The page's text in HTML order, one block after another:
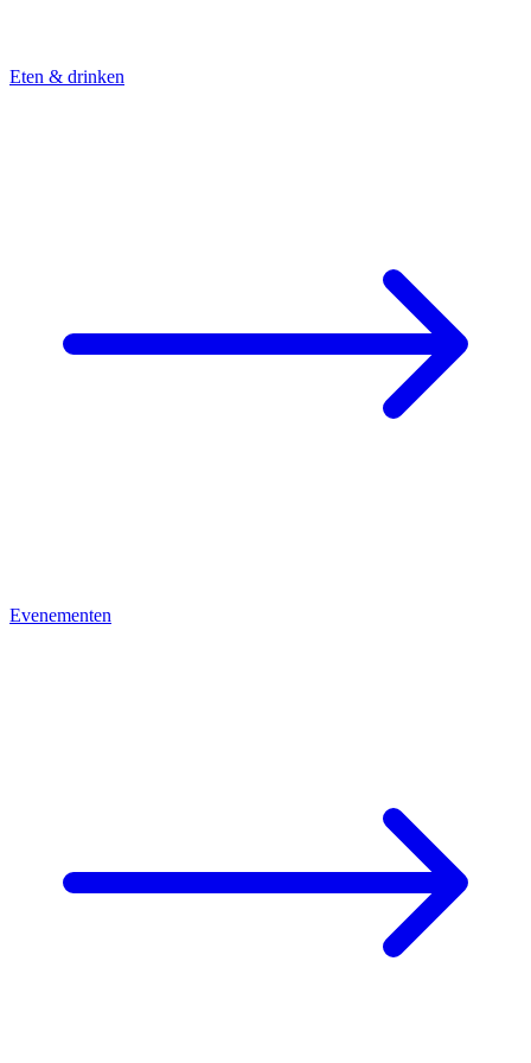
Eten & drinken
Evenementen